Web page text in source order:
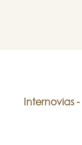
Internovias -